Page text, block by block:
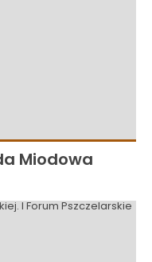
Miodowa